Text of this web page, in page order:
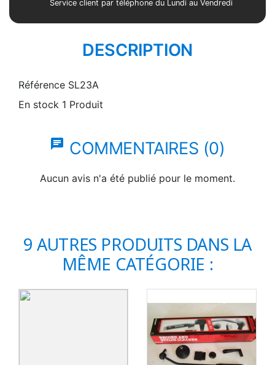
Service client par téléphone du Lundi au Vendredi
DESCRIPTION
Référence SL23A
En stock 1 Produit
chat COMMENTAIRES (0)
Aucun avis n'a été publié pour le moment.
9 AUTRES PRODUITS DANS LA
MÊME CATÉGORIE :